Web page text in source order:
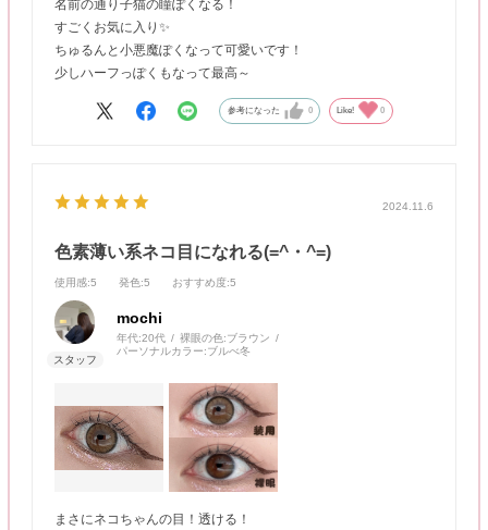
名前の通り子猫の瞳ぽくなる！
すごくお気に入り✨
ちゅるんと小悪魔ぽくなって可愛いです！
少しハーフっぽくもなって最高～
参考になった 0 Like! 0
2024.11.6
色素薄い系ネコ目になれる(=^・^=)
使用感:5 発色:5 おすすめ度:5
mochi
年代:20代 裸眼の色:ブラウン
パーソナルカラー:ブルべ冬
まさにネコちゃんの目！透ける！